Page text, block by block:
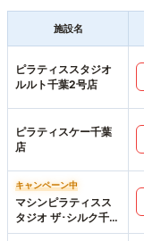
施設名
ピラティススタジオ
ルルト千葉2号店
ピラティスケー千葉
店
キャンペーン中
マシンピラティスス
タジオ ザ･シルク千葉
店